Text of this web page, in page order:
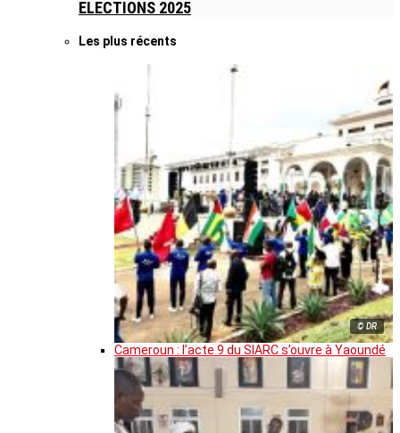
ELECTIONS 2025
Les plus récents
© DR
Cameroun : l’acte 9 du SIARC s’ouvre à Yaoundé